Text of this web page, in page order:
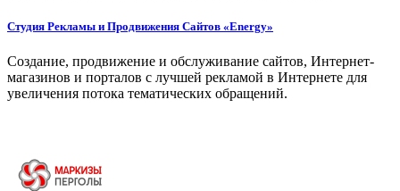
Студия Рекламы и Продвижения Сайтов «Energy»
Создание, продвижение и обслуживание сайтов, Интернет-
магазинов и порталов с лучшей рекламой в Интернете для
увеличения потока тематических обращений.